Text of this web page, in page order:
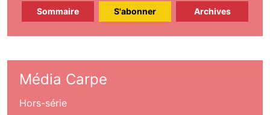
Sommaire S'abonner Archives
Média Carpe
Hors-série